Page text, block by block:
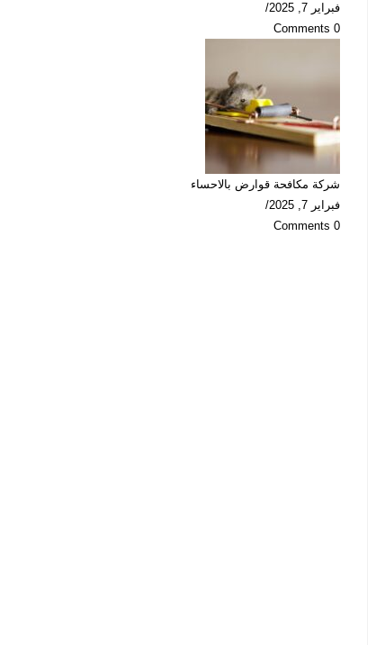
فبراير 7, 2025
/
0 Comments
شركة مكافحة قوارض بالاحساء
فبراير 7, 2025
/
0 Comments